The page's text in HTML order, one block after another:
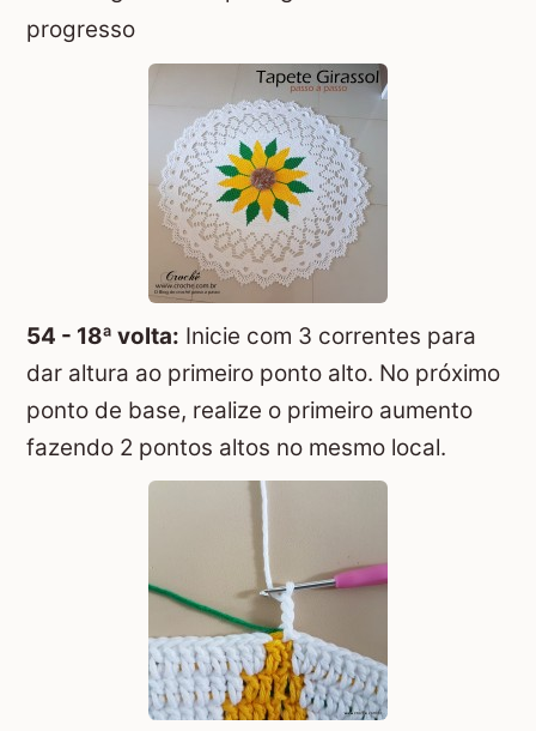
54 - 18ª volta: Inicie com 3 correntes para
dar altura ao primeiro ponto alto. No próximo
ponto de base, realize o primeiro aumento
fazendo 2 pontos altos no mesmo local.